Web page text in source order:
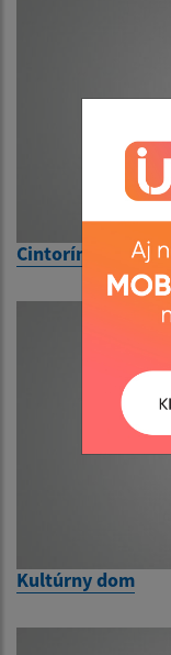
Cintorín
Kultúrny dom